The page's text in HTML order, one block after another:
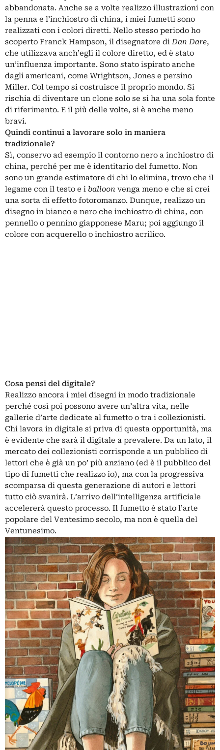
abbandonata. Anche se a volte realizzo illustrazioni con
la penna e l’inchiostro di china, i miei fumetti sono
realizzati con i colori diretti. Nello stesso periodo ho
scoperto Franck Hampson, il disegnatore di Dan Dare,
che utilizzava anch’egli il colore diretto, ed è stato
un’influenza importante. Sono stato ispirato anche
dagli americani, come Wrightson, Jones e persino
Miller. Col tempo si costruisce il proprio mondo. Si
rischia di diventare un clone solo se si ha una sola fonte
di riferimento. E il più delle volte, si è anche meno
bravi.
Quindi continui a lavorare solo in maniera
tradizionale?
Sì, conservo ad esempio il contorno nero a inchiostro di
china, perché per me è identitario del fumetto. Non
sono un grande estimatore di chi lo elimina, trovo che il
legame con il testo e i balloon venga meno e che si crei
una sorta di effetto fotoromanzo. Dunque, realizzo un
disegno in bianco e nero che inchiostro di china, con
pennello o pennino giapponese Maru; poi aggiungo il
colore con acquerello o inchiostro acrilico.
Cosa pensi del digitale?
Realizzo ancora i miei disegni in modo tradizionale
perché così poi possono avere un’altra vita, nelle
gallerie d’arte dedicate al fumetto o tra i collezionisti.
Chi lavora in digitale si priva di questa opportunità, ma
è evidente che sarà il digitale a prevalere. Da un lato, il
mercato dei collezionisti corrisponde a un pubblico di
lettori che è già un po’ più anziano (ed è il pubblico del
tipo di fumetti che realizzo io), ma con la progressiva
scomparsa di questa generazione di autori e lettori
tutto ciò svanirà. L’arrivo dell’intelligenza artificiale
accelererà questo processo. Il fumetto è stato l’arte
popolare del Ventesimo secolo, ma non è quella del
Ventunesimo.